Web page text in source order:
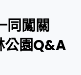
同闖關
公園Q&A